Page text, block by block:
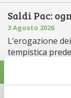
Saldi Pac:
3 Agosto 2026
L’erogazione
tempistica